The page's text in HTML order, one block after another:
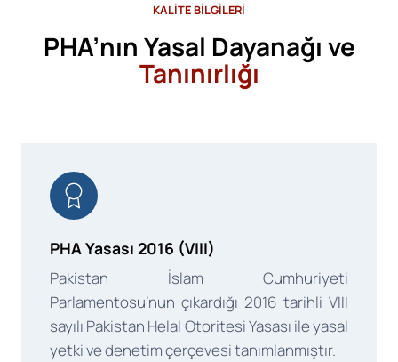
KALİTE BİLGİLERİ
PHA’nın Yasal Dayanağı ve
Tanınırlığı
PHA Yasası 2016 (VIII)
Pakistan İslam Cumhuriyeti
Parlamentosu’nun çıkardığı 2016 tarihli VIII
sayılı Pakistan Helal Otoritesi Yasası ile yasal
yetki ve denetim çerçevesi tanımlanmıştır.